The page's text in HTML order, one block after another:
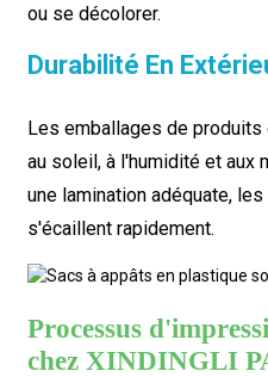
ou se décolorer.
Durabilité En
Les emballages de
au soleil, à l'humidité et aux
une lamination adéquate,
s'écaillent rapidement.
Processus
chez XINDINGLI